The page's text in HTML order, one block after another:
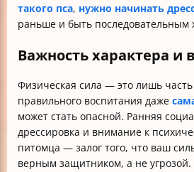
такого пса, нужно начинать
раньше и быть последовательным
Важность характера и
Физическая сила — это лишь часть
правильного воспитания даже
может стать опасной. Ранняя
дрессировка и внимание к
питомца — залог того, что ваш
верным защитником, а не угрозой.